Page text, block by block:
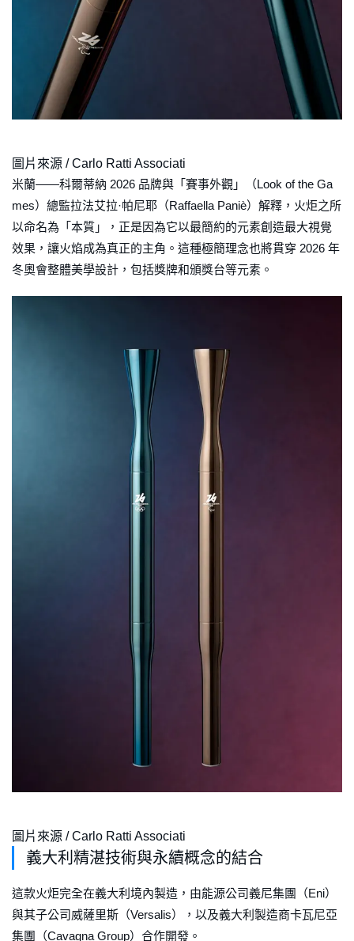
圖片來源 / Carlo Ratti Associati
米蘭——科爾蒂納 2026 品牌與「賽事外觀」（Look of the Ga
mes）總監拉法艾拉·帕尼耶（Raffaella Paniè）解釋，火炬之所
以命名為「本質」，正是因為它以最簡約的元素創造最大視覺
效果，讓火焰成為真正的主角。這種極簡理念也將貫穿 2026 年
冬奧會整體美學設計，包括獎牌和頒獎台等元素。
圖片來源 / Carlo Ratti Associati
義大利精湛技術與永續概念的結合
這款火炬完全在義大利境內製造，由能源公司義尼集團（Eni）
與其子公司威薩里斯（Versalis），以及義大利製造商卡瓦尼亞
集團（Cavagna Group）合作開發。